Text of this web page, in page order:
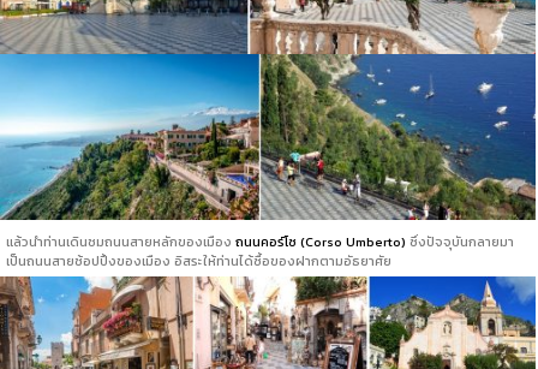
แล้วนำท่านเดินชมถนนสายหลักของเมือง ถนนคอร์โซ (Corso Umberto) ซึ่งปัจจุบันกลายมา
เป็นถนนสายช้อปปิ้งของเมือง อิสระให้ท่านได้ซื้อของฝากตามอัธยาศัย